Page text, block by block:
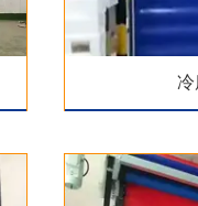
冷